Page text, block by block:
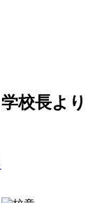
学校長より